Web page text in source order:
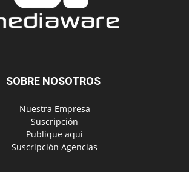
SOBRE NOSOTROS
‎ Nuestra Empresa
‎ Suscripción
‎ Publique aquí
‎ Suscripción Agencias